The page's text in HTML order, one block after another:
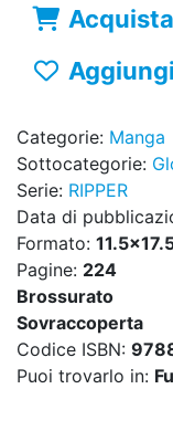
Categorie: Manga
Sottocategorie:
Serie: RIPPER
Data di
Formato:
Pagine: 224
Brossurato
Sovraccoperta
Codice ISBN:
Puoi trovarlo in: